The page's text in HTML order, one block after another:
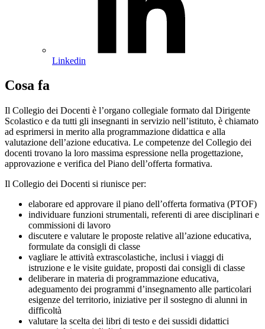
Linkedin
Cosa fa
Il Collegio dei Docenti è l’organo collegiale formato dal Dirigente
Scolastico e da tutti gli insegnanti in servizio nell’istituto, è chiamato
ad esprimersi in merito alla programmazione didattica e alla
valutazione dell’azione educativa. Le competenze del Collegio dei
docenti trovano la loro massima espressione nella progettazione,
approvazione e verifica del Piano dell’offerta formativa.
Il Collegio dei Docenti si riunisce per:
elaborare ed approvare il piano dell’offerta formativa (PTOF)
individuare funzioni strumentali, referenti di aree disciplinari e
commissioni di lavoro
discutere e valutare le proposte relative all’azione educativa,
formulate da consigli di classe
vagliare le attività extrascolastiche, inclusi i viaggi di
istruzione e le visite guidate, proposti dai consigli di classe
deliberare in materia di programmazione educativa,
adeguamento dei programmi d’insegnamento alle particolari
esigenze del territorio, iniziative per il sostegno di alunni in
difficoltà
valutare la scelta dei libri di testo e dei sussidi didattici